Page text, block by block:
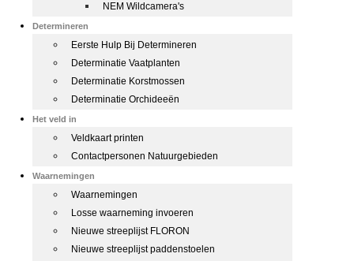
NEM Wildcamera's
Determineren
Eerste Hulp Bij Determineren
Determinatie Vaatplanten
Determinatie Korstmossen
Determinatie Orchideeën
Het veld in
Veldkaart printen
Contactpersonen Natuurgebieden
Waarnemingen
Waarnemingen
Losse waarneming invoeren
Nieuwe streeplijst FLORON
Nieuwe streeplijst paddenstoelen